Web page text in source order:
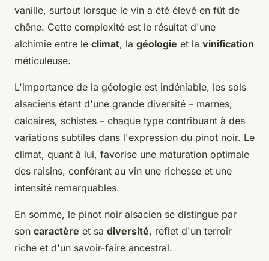
vanille, surtout lorsque le vin a été élevé en fût de
chêne. Cette complexité est le résultat d'une
alchimie entre le climat, la géologie et la vinification
méticuleuse.
L'importance de la géologie est indéniable, les sols
alsaciens étant d'une grande diversité – marnes,
calcaires, schistes – chaque type contribuant à des
variations subtiles dans l'expression du pinot noir. Le
climat, quant à lui, favorise une maturation optimale
des raisins, conférant au vin une richesse et une
intensité remarquables.
En somme, le pinot noir alsacien se distingue par
son caractère et sa diversité, reflet d'un terroir
riche et d'un savoir-faire ancestral.